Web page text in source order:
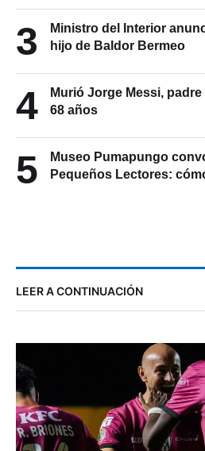
3
Ministro del Interior
hijo de Baldor Bermeo
4
Murió Jorge Messi,
68 años
5
Museo Pumapungo
Pequeños Lectores:
LEER A CONTINUACIÓN